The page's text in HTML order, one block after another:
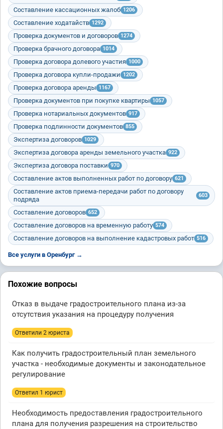
Составление кассационных жалоб 1206
Составление ходатайств 1292
Проверка документов и договоров 1274
Проверка брачного договора 1014
Проверка договора долевого участия 1000
Проверка договора купли-продажи 1202
Проверка договора аренды 1167
Проверка документов при покупке квартиры 1057
Проверка нотариальных документов 917
Проверка подлинности документов 855
Экспертиза договоров 1029
Экспертиза договора аренды земельного участка 922
Экспертиза договора поставки 970
Составление актов выполненных работ по договору 621
Составление актов приема-передачи работ по договору
подряда
603
Составление договоров 652
Составление договоров на временную работу 574
Составление договоров на выполнение кадастровых работ 516
Все услуги в Оренбург →
Похожие вопросы
Отказ в выдаче градостроительного плана из-за
отсутствия указания на процедуру получения
Ответили 2 юристa
Как получить градостроительный план земельного
участка - необходимые документы и законодательное
регулирование
Ответил 1 юрист
Необходимость предоставления градостроительного
плана для получения разрешения на строительство